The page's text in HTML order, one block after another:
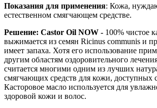
Показания для применения: Кожа,
естественном смягчающем средстве.
Решение: Castor Oil NOW - 100% чистое
выжимается из семян Ricinus communis и
имеет запаха. Хотя его использование
другим областям оздоровительного
считается многими одним из лучших
смягчающих средств для кожи, доступных
Касторовое масло используется для
здоровой кожи и волос.